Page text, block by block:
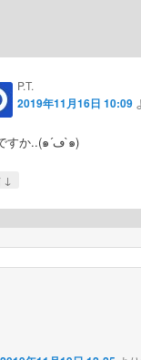
P.T.
2019年11月16日 10:09
そうですか..(๑´ڡ`๑)
↓